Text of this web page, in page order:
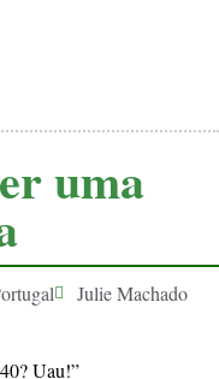
uma
Julie Machado
Uau!”